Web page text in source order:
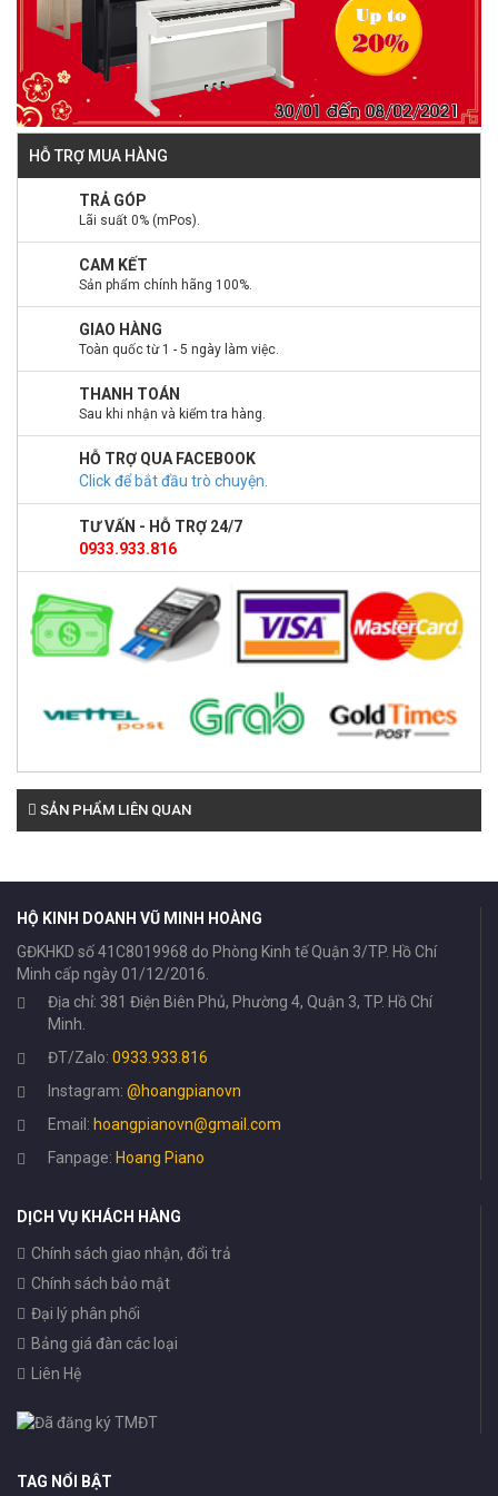
HỖ TRỢ MUA HÀNG
TRẢ GÓP
Lãi suất 0% (mPos).
CAM KẾT
Sản phẩm chính hãng 100%.
GIAO HÀNG
Toàn quốc từ 1 - 5 ngày làm việc.
THANH TOÁN
Sau khi nhận và kiểm tra hàng.
HỖ TRỢ QUA FACEBOOK
Click để bắt đầu trò chuyện.
TƯ VẤN - HỖ TRỢ 24/7
0933.933.816
SẢN PHẨM LIÊN QUAN
HỘ KINH DOANH VŨ MINH HOÀNG
GĐKHKD số 41C8019968 do Phòng Kinh tế Quận 3/TP. Hồ Chí
Minh cấp ngày 01/12/2016.
Địa chỉ: 381 Điện Biên Phủ, Phường 4, Quận 3, TP. Hồ Chí
Minh.
ĐT/Zalo: 0933.933.816
Instagram: @hoangpianovn
Email: hoangpianovn@gmail.com
Fanpage: Hoang Piano
DỊCH VỤ KHÁCH HÀNG
Chính sách giao nhận, đổi trả
Chính sách bảo mật
Đại lý phân phối
Bảng giá đàn các loại
Liên Hệ
TAG NỔI BẬT